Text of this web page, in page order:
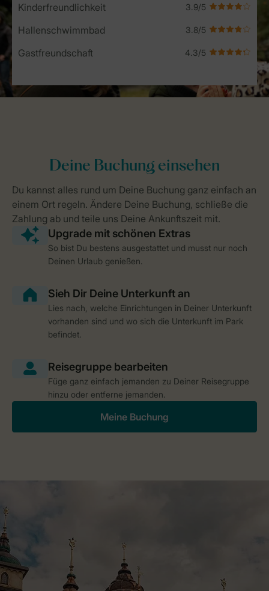
Kinderfreundlichkeit
Hallenschwimmbad
Gastfreundschaft
So bist Du bestens ausgestattet und musst nur noch
Deinen Urlaub genießen.
Lies nach, welche Einrichtungen in Deiner Unterkunft
vorhanden sind und wo sich die Unterkunft im Park
befindet.
Füge ganz einfach jemanden zu Deiner Reisegruppe
hinzu oder entferne jemanden.
Meine Buchung